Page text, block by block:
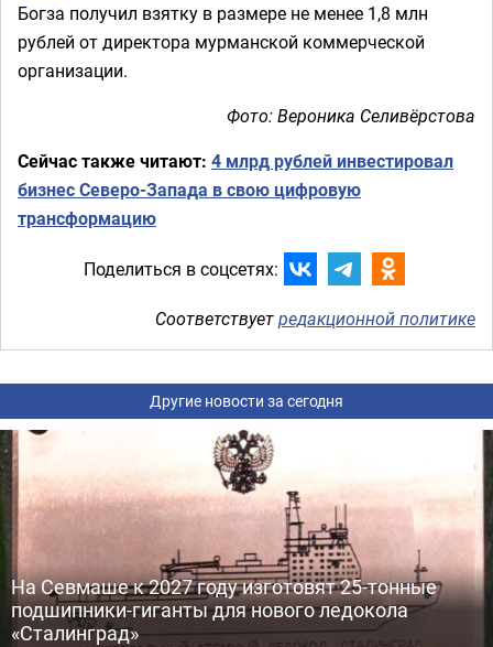
Богза получил взятку в размере не менее 1,8 млн
рублей от директора мурманской коммерческой
организации.
Фото: Вероника Селивёрстова
Сейчас также читают: 4 млрд рублей инвестировал
бизнес Северо-Запада в свою цифровую
трансформацию
Поделиться в соцсетях:
Соответствуетредакционной политике
Другие новости за сегодня
На Севмаше к 2027 году изготовят 25-тонные
подшипники-гиганты для нового ледокола
«Сталинград»